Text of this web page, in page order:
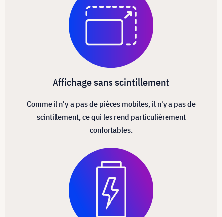
Affichage sans scintillement
Comme il n'y a pas de pièces mobiles, il n'y a pas de
scintillement, ce qui les rend particulièrement
confortables.